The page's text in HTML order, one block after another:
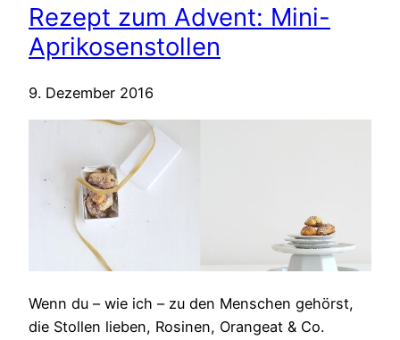
Rezept zum Advent: Mini-
Aprikosenstollen
9. Dezember 2016
Wenn du – wie ich – zu den Menschen gehörst,
die Stollen lieben, Rosinen, Orangeat & Co.